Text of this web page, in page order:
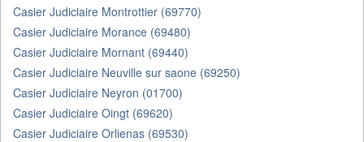
Casier Judiciaire Montrottier (69770)
Casier Judiciaire Morance (69480)
Casier Judiciaire Mornant (69440)
Casier Judiciaire Neuville sur saone (69250)
Casier Judiciaire Neyron (01700)
Casier Judiciaire Oingt (69620)
Casier Judiciaire Orlienas (69530)